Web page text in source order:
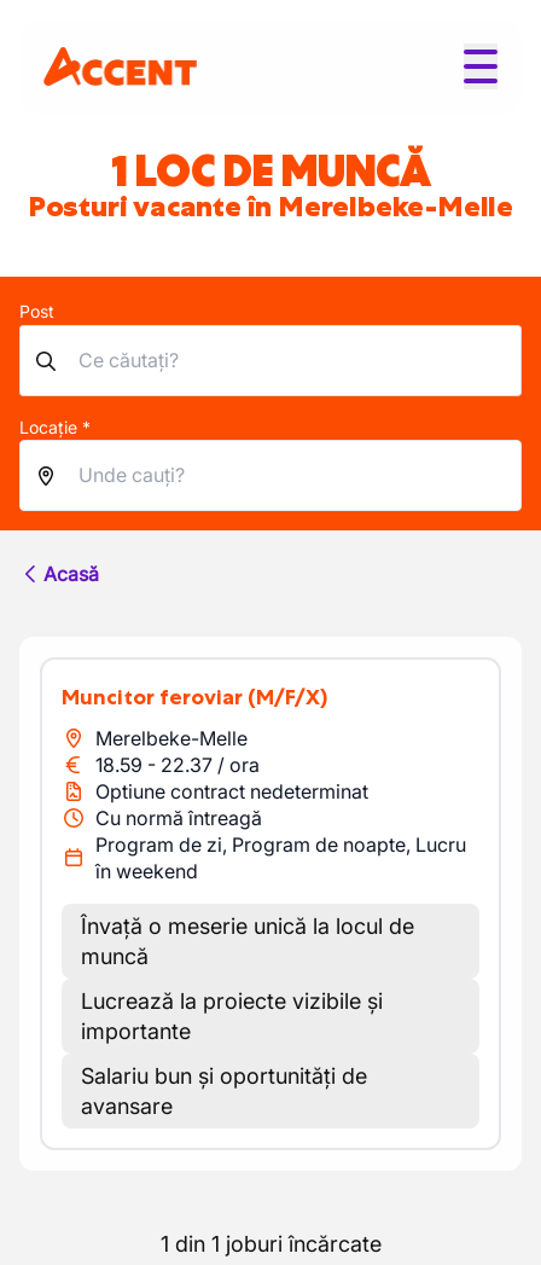
1 LOC DE MUNCĂ
Posturi vacante în Merelbeke-Melle
Post
Locație *
Acasă
Muncitor feroviar (M/F/X)
Merelbeke-Melle
18.59 - 22.37 / ora
Optiune contract nedeterminat
Cu normă întreagă
Program de zi, Program de noapte, Lucru
în weekend
Învață o meserie unică la locul de
muncă
Lucrează la proiecte vizibile și
importante
Salariu bun și oportunități de
avansare
1 din 1 joburi încărcate